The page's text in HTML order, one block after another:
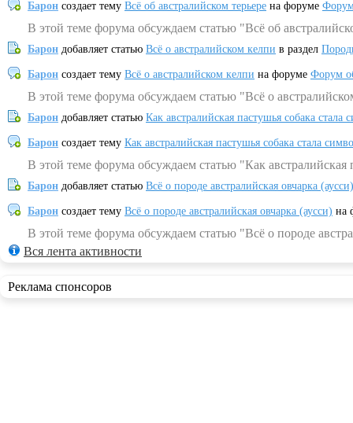
Барон создает тему Всё об австралийском терьере на форуме
В этой теме форума обсуждаем статью "Всё об
Барон добавляет статью Всё о австралийском келпи в раздел
Барон создает тему Всё о австралийском келпи на форуме Форум
В этой теме форума обсуждаем статью "Всё о
Барон добавляет статью Как австралийская пастушья собака
Барон создает тему Как австралийская пастушья собака стала
В этой теме форума обсуждаем статью "Как
Барон добавляет статью Всё о породе австралийская овчарка (аусси)
Барон создает тему Всё о породе австралийская овчарка (аусси) на
В этой теме форума обсуждаем статью "Всё о породе
Вся лента активности
Реклама спонсоров